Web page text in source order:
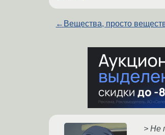
← Вещества, просто
> Не